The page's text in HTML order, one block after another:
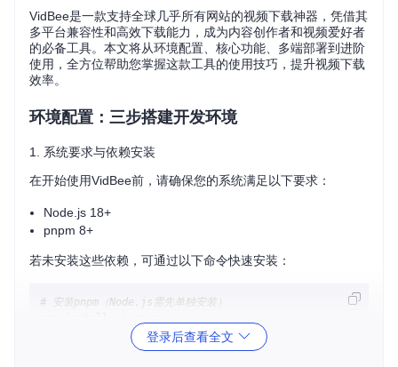
VidBee是一款支持全球几乎所有网站的视频下载神器，凭借其
多平台兼容性和高效下载能力，成为内容创作者和视频爱好者
的必备工具。本文将从环境配置、核心功能、多端部署到进阶
使用，全方位帮助您掌握这款工具的使用技巧，提升视频下载
效率。
环境配置：三步搭建开发环境
1. 系统要求与依赖安装
在开始使用VidBee前，请确保您的系统满足以下要求：
Node.js 18+
pnpm 8+
若未安装这些依赖，可通过以下命令快速安装：
# 安装pnpm（Node.js需先单独安装）
2. 项目获取与依赖安装登录后查看全文